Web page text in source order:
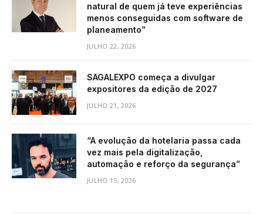
natural de quem já teve experiências
menos conseguidas com software de
planeamento”
JULHO 22, 2026
SAGALEXPO começa a divulgar
expositores da edição de 2027
JULHO 21, 2026
“A evolução da hotelaria passa cada
vez mais pela digitalização,
automação e reforço da segurança”
JULHO 15, 2026